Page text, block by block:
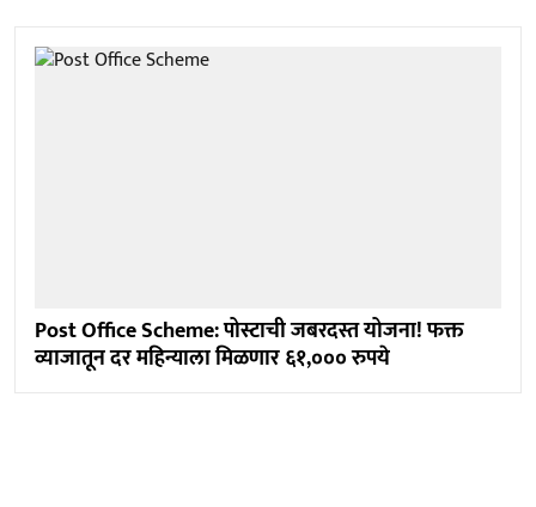
Post Office Scheme: पोस्टाची जबरदस्त योजना! फक्त
व्याजातून दर महिन्याला मिळणार ६१,००० रुपये